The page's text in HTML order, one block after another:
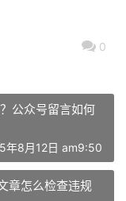
0
公众号留言如何
年8月12日 am9:50
章怎么检查违规